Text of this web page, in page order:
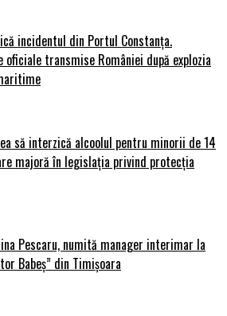
incidentul din Portul Constanța.
oficiale transmise României după explozia
să interzică alcoolul pentru minorii de 14
majoră în legislația privind protecția
Pescaru, numită manager interimar la
Babeș” din Timișoara